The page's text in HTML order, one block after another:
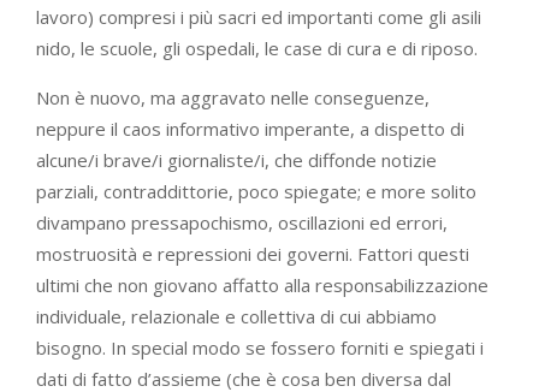
lavoro) compresi i più sacri ed importanti come gli asili
nido, le scuole, gli ospedali, le case di cura e di riposo.
Non è nuovo, ma aggravato nelle conseguenze,
neppure il caos informativo imperante, a dispetto di
alcune/i brave/i giornaliste/i, che diffonde notizie
parziali, contraddittorie, poco spiegate; e more solito
divampano pressapochismo, oscillazioni ed errori,
mostruosità e repressioni dei governi. Fattori questi
ultimi che non giovano affatto alla responsabilizzazione
individuale, relazionale e collettiva di cui abbiamo
bisogno. In special modo se fossero forniti e spiegati i
dati di fatto d’assieme (che è cosa ben diversa dal